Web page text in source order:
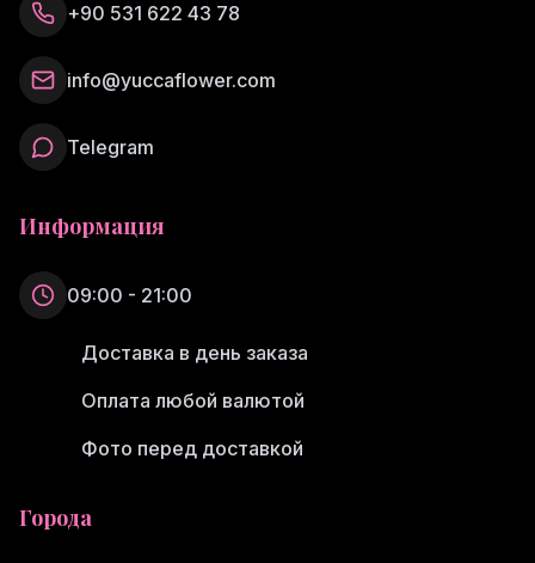
+90 531 622 43 78
info@yuccaflower.com
Telegram
Информация
09:00 - 21:00
Доставка в день заказа
Оплата любой валютой
Фото перед доставкой
Города